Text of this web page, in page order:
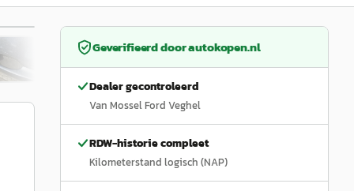
/23
Geverifieerd doorautokopen.nl
Dealer gecontroleerd
Van Mossel Ford Veghel
RDW-historie compleet
Kilometerstand logisch (NAP)